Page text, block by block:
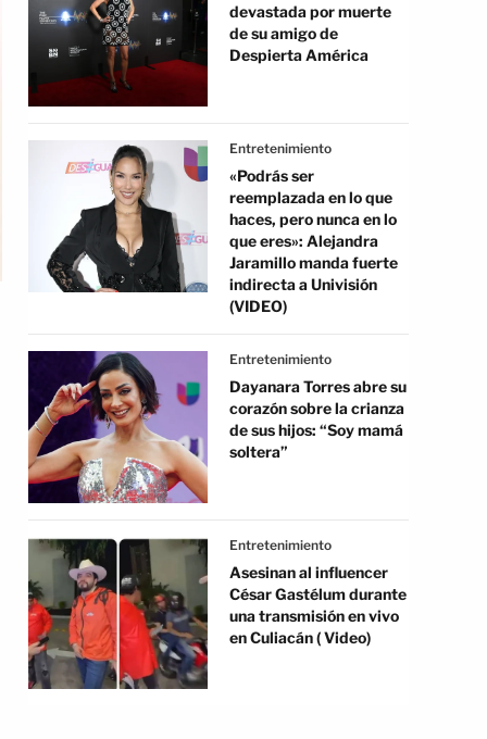
devastada por muerte
de su amigo de
Despierta América
Entretenimiento
«Podrás ser
reemplazada en lo que
haces, pero nunca en lo
que eres»: Alejandra
Jaramillo manda fuerte
indirecta a Univisión
(VIDEO)
Entretenimiento
Dayanara Torres abre su
corazón sobre la crianza
de sus hijos: “Soy mamá
soltera”
Entretenimiento
Asesinan al influencer
César Gastélum durante
una transmisión en vivo
en Culiacán ( Video)